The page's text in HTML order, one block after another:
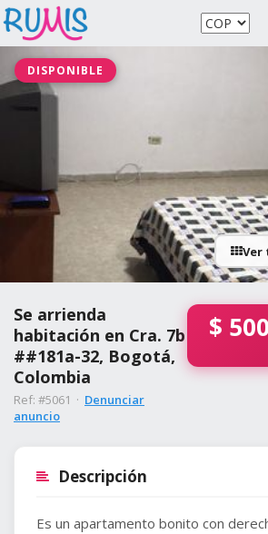
DISPONIBLE
Ver
Se arrienda
habitación en Cra. 7b
##181a-32, Bogotá,
Colombia
Ref: #5061 · Denunciar
anuncio
$
Descripción
Es un apartamento bonito con